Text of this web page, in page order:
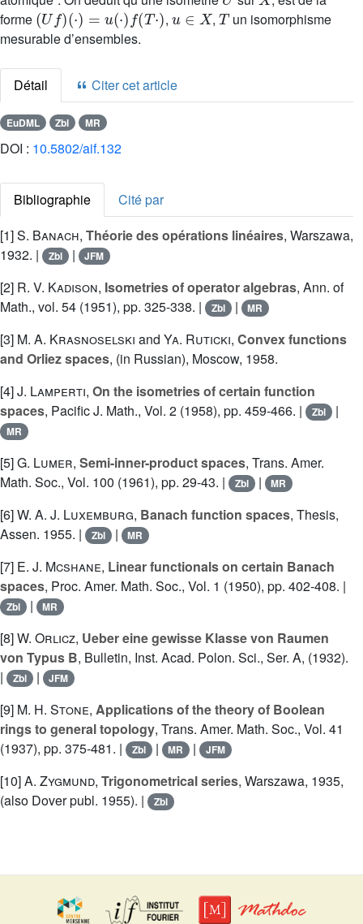
forme
(Uf )(·)=u(·)f(T·)
,
u∈X
,
T
un isomorphisme
mesurable d’ensembles.
Détail Citer cet article
EuDML Zbl MR
DOI : 10.5802/aif.132
Bibliographie
Cité par
[1]S. Banach, Théorie des opérations linéaires, Warszawa,
1932. |
Zbl | JFM
[2] R. V. Kadison, Isometries of operator algebras, Ann. of
Math., vol. 54 (1951), pp. 325-338. |
Zbl | MR
[3] M. A. Krasnoselski and Ya. Ruticki, Convex functions
and Orliez spaces, (in Russian), Moscow, 1958.
[4]J. Lamperti, On the isometries of certain function
spaces, Pacific J. Math., Vol. 2 (1958), pp. 459-466. | Zbl |
MR
[5]G. Lumer, Semi-inner-product spaces, Trans. Amer.
Math. Soc., Vol. 100 (1961), pp. 29-43. |
Zbl | MR
[6]W. A. J. Luxemburg, Banach function spaces, Thesis,
Assen. 1955. |
Zbl | MR
[7] E. J. Mcshane, Linear functionals on certain Banach
spaces, Proc. Amer. Math. Soc., Vol. 1 (1950), pp. 402-408. |
Zbl | MR
[8]W. Orlicz, Ueber eine gewisse Klasse von Raumen
von Typus B, Bulletin, Inst. Acad. Polon. Sci., Ser. A, (1932).
|
Zbl | JFM
[9] M. H. Stone, Applications of the theory of Boolean
rings to general topology, Trans. Amer. Math. Soc., Vol. 41
(1937), pp. 375-481. |
Zbl | MR | JFM
[10]A. Zygmund, Trigonometrical series, Warszawa, 1935,
(also Dover publ. 1955). |
Zbl